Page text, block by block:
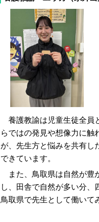
養護教諭は児童生徒全員
らではの発見や想像力に触
が、先生方と悩みを共有し
できています。
また、鳥取県は自然が豊
し、田舎で自然が多い分
鳥取県で先生として働いて